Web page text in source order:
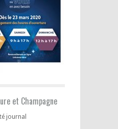
et Champagne
journal